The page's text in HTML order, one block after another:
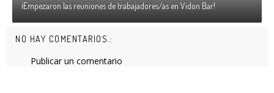
¡Empezaron las reuniones de trabajadores/as en Vidon Bar!
NO HAY COMENTARIOS.:
Publicar un comentario